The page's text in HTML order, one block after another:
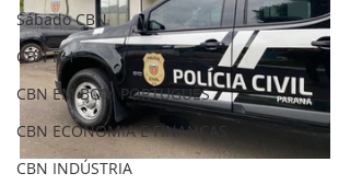
Sábado CBN
CBN RH
CBN EM BOM PORTUGUÊS
CBN ECONOMIA E FINANÇAS
CBN INDÚSTRIA